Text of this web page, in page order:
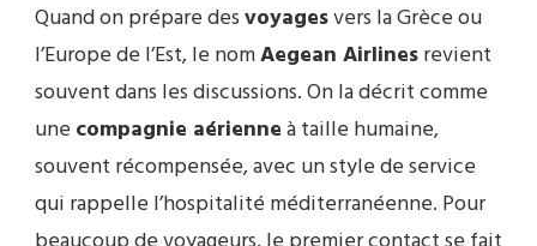
Quand on prépare desvoyagesvers la Grèce ou
l’Europe de l’Est, le nomAegean Airlinesrevient
souvent dans les discussions. On la décrit comme
une compagnie aérienneà taille humaine,
souvent récompensée, avec un style de service
qui rappelle l’hospitalité méditerranéenne. Pour